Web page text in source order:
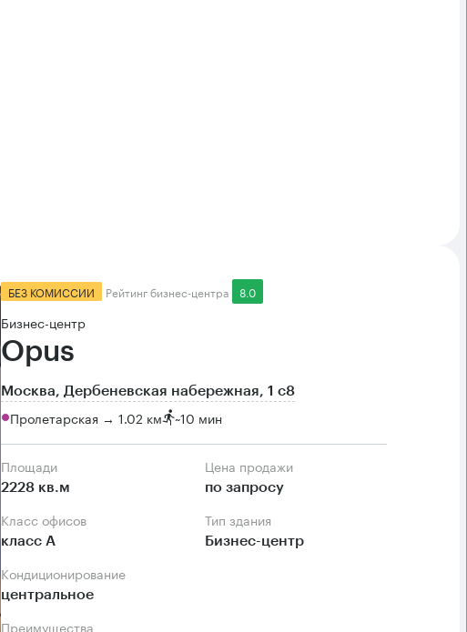
БЕЗ КОМИССИИ Рейтинг бизнес-центра 8.0
Бизнес-центр
Opus
Москва, Дербеневская набережная, 1 с8
Пролетарская → 1.02 км ~10 мин
Площади
2228 кв.м
Цена продажи
по запросу
Класс офисов
класс А
Тип здания
Бизнес-центр
Кондиционирование
центральное
Преимущества